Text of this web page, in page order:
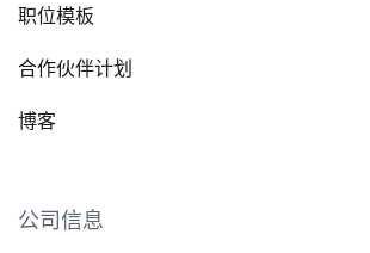
职位模板
合作伙伴计划
博客
公司信息